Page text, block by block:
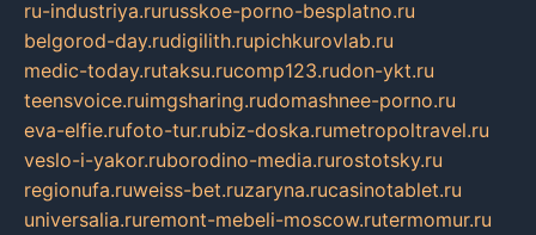
ru-industriya.rurusskoe-porno-besplatno.ru
belgorod-day.rudigilith.rupichkurovlab.ru
medic-today.rutaksu.rucomp123.rudon-ykt.ru
teensvoice.ruimgsharing.rudomashnee-porno.ru
eva-elfie.rufoto-tur.rubiz-doska.rumetropoltravel.ru
veslo-i-yakor.ruborodino-media.rurostotsky.ru
regionufa.ruweiss-bet.ruzaryna.rucasinotablet.ru
universalia.ruremont-mebeli-moscow.rutermomur.ru